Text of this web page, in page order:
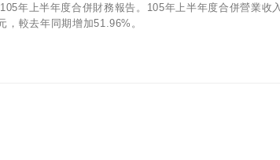
年上半年度合併財務報告。105年上半年度合併營業收
較去年同期增加51.96%。